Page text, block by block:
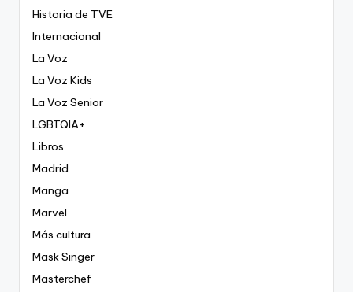
Historia de TVE
Internacional
La Voz
La Voz Kids
La Voz Senior
LGBTQIA+
Libros
Madrid
Manga
Marvel
Más cultura
Mask Singer
Masterchef